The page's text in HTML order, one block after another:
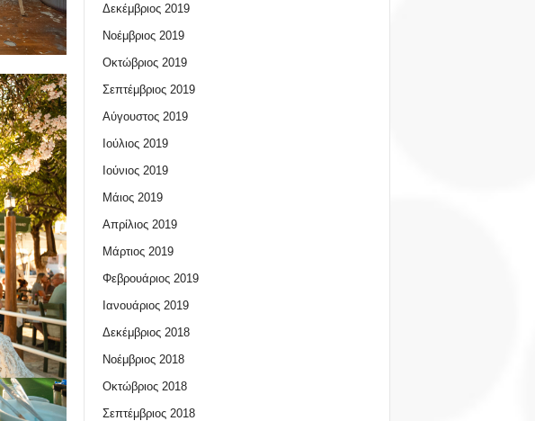
Δεκέμβριος 2019
Νοέμβριος 2019
Οκτώβριος 2019
Σεπτέμβριος 2019
Αύγουστος 2019
Ιούλιος 2019
Ιούνιος 2019
Μάιος 2019
Απρίλιος 2019
Μάρτιος 2019
Φεβρουάριος 2019
Ιανουάριος 2019
Δεκέμβριος 2018
Νοέμβριος 2018
Οκτώβριος 2018
Σεπτέμβριος 2018